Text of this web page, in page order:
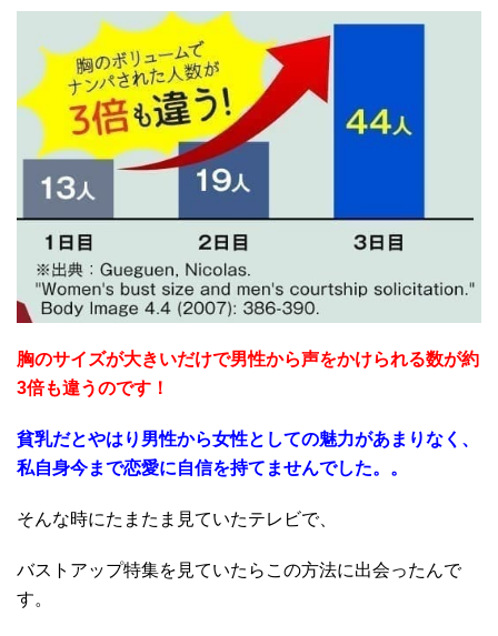
胸のサイズが大きいだけで男性から声をかけられる数が約
3倍も違うのです！
貧乳だとやはり男性から女性としての魅力があまりなく、
私自身今まで恋愛に自信を持てませんでした。。
そんな時にたまたま見ていたテレビで、
バストアップ特集を見ていたらこの方法に出会ったんで
す。